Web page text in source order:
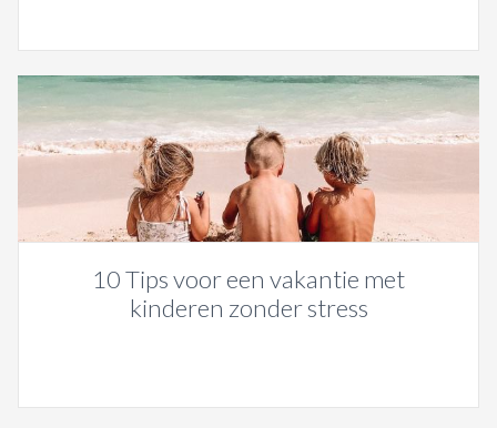
10 Tips voor een vakantie met
kinderen zonder stress